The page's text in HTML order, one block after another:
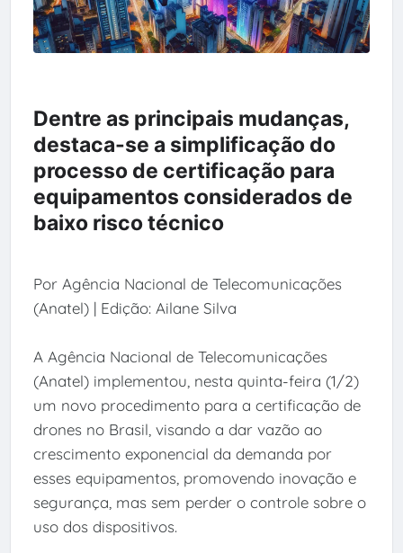
Dentre as principais mudanças,
destaca-se a simplificação do
processo de certificação para
equipamentos considerados de
baixo risco técnico
Por Agência Nacional de Telecomunicações
(Anatel) | Edição: Ailane Silva
A Agência Nacional de Telecomunicações
(Anatel) implementou, nesta quinta-feira (1/2)
um novo procedimento para a certificação de
drones no Brasil, visando a dar vazão ao
crescimento exponencial da demanda por
esses equipamentos, promovendo inovação e
segurança, mas sem perder o controle sobre o
uso dos dispositivos.